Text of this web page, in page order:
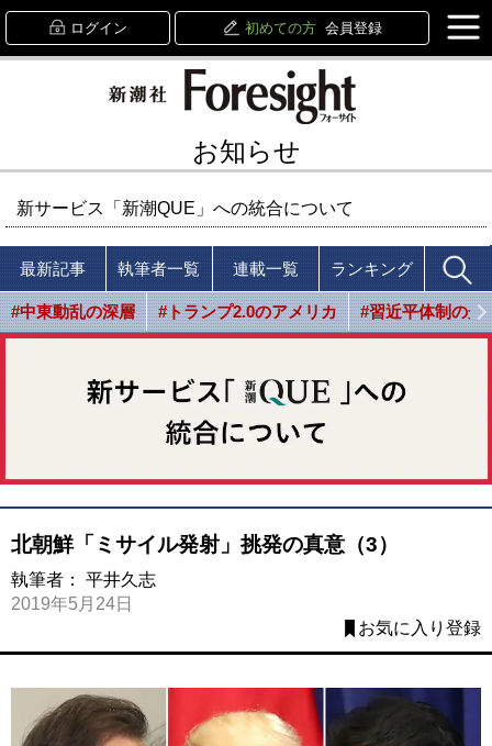
ログイン 初めての方 会員登録
お知らせ
新サービス「新潮QUE」への統合について
最新記事 執筆者一覧 連載一覧 ランキング
#中東動乱の深層 #トランプ2.0のアメリカ #習近平体制の光
北朝鮮「ミサイル発射」挑発の真意（3）
執筆者： 平井久志
2019年5月24日
お気に入り登録